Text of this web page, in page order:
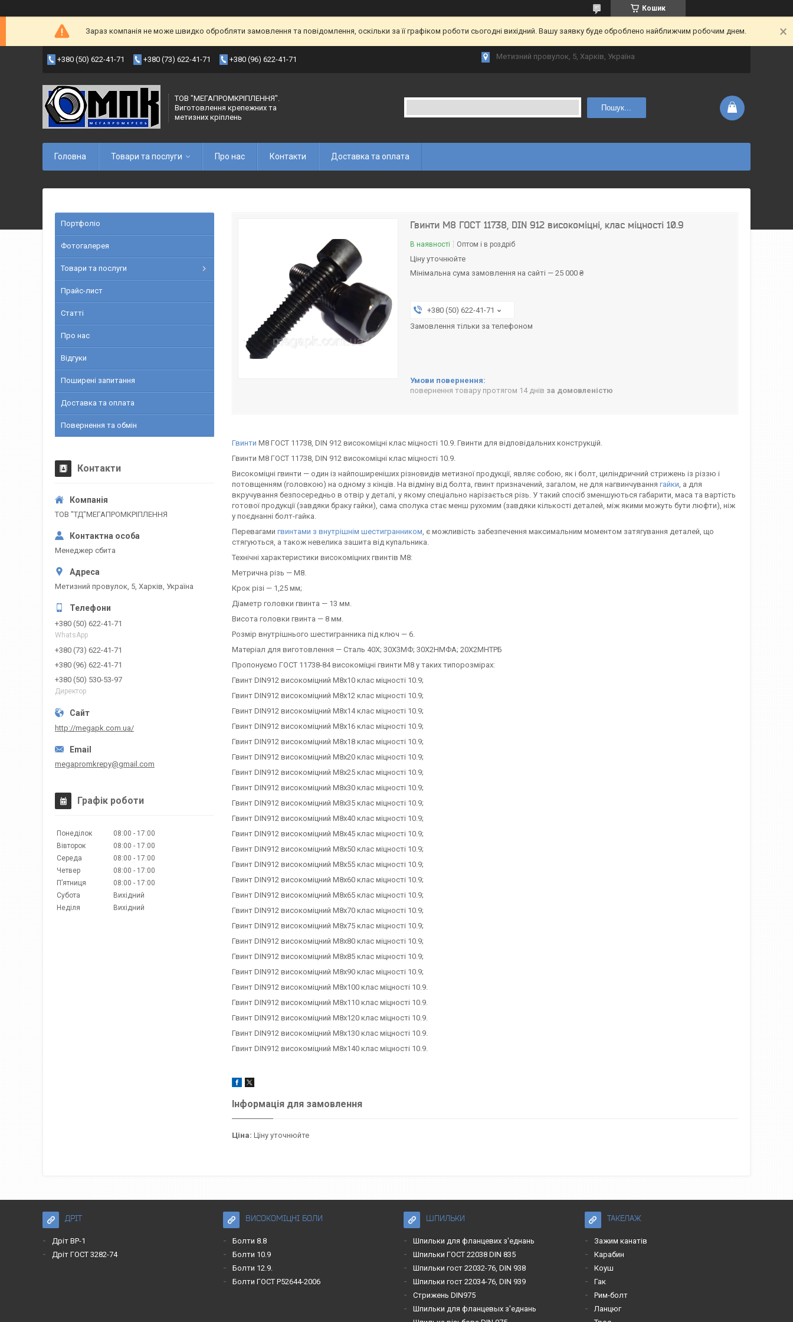
Кошик
Зараз компанія не може швидко обробляти замовлення та повідомлення, оскільки за її графіком роботи сьогодні вихідний. Вашу заявку буде оброблено найближчим робочим днем.
+380 (50) 622-41-71 +380 (73) 622-41-71 +380 (96) 622-41-71 Метизний провулок, 5, Харків, Україна
ТОВ "МЕГАПРОМКРІПЛЕННЯ".
Виготовлення крепежних та
метизних кріплень
Пошук...
Головна Товари та послуги Про нас Контакти Доставка та оплата
Гвинти М8 ГОСТ 11738, DIN 912 високоміцні, клас міцності 10.9
В наявності Оптом і в роздріб
Ціну уточнюйте
Мінімальна сума замовлення на сайті — 25 000 ₴
+380 (50) 622-41-71
Замовлення тільки за телефоном
повернення товару протягом 14 днів за домовленістю
Гвинти М8 ГОСТ 11738, DIN 912 високоміцні клас міцності 10.9. Гвинти для відповідальних конструкцій.
Гвинти М8 ГОСТ 11738, DIN 912 високоміцні клас міцності 10.9.
Високоміцні гвинти — один із найпоширеніших різновидів метизної продукції, являє собою, як і болт, циліндричний стрижень із різзю і
потовщенням (головкою) на одному з кінців. На відміну від болта, гвинт призначений, загалом, не для нагвинчування гайки, а для
вкручування безпосередньо в отвір у деталі, у якому спеціально нарізається різь. У такий спосіб зменшуються габарити, маса та вартість
готової продукції (завдяки браку гайки), сама сполука стає менш рухомим (завдяки кількості деталей, між якими можуть бути люфти), ніж
у поєднанні болт-гайка.
Перевагами гвинтами з внутрішнім шестигранником, є можливість забезпечення максимальним моментом затягування деталей, що
стягуються, а також невелика зашита від купальника.
Технічні характеристики високоміцних гвинтів М8:
Метрична різь — М8.
Крок різі — 1,25 мм;
Діаметр головки гвинта — 13 мм.
Висота головки гвинта — 8 мм.
Розмір внутрішнього шестигранника під ключ — 6.
Матеріал для виготовлення — Сталь 40Х; 30Х3МФ; 30Х2НМФА; 20Х2МНТРБ
Пропонуємо ГОСТ 11738-84 високоміцні гвинти М8 у таких типорозмірах:
Гвинт DIN912 високоміцний М8х10 клас міцності 10.9;
Гвинт DIN912 високоміцний М8х12 клас міцності 10.9;
Гвинт DIN912 високоміцний М8х14 клас міцності 10.9;
Гвинт DIN912 високоміцний М8х16 клас міцності 10.9;
Гвинт DIN912 високоміцний М8х18 клас міцності 10.9;
Гвинт DIN912 високоміцний М8х20 клас міцності 10.9;
Гвинт DIN912 високоміцний М8х25 клас міцності 10.9;
Гвинт DIN912 високоміцний М8х30 клас міцності 10.9;
Гвинт DIN912 високоміцний М8х35 клас міцності 10.9;
Гвинт DIN912 високоміцний М8х40 клас міцності 10.9;
Гвинт DIN912 високоміцний М8х45 клас міцності 10.9;
Гвинт DIN912 високоміцний М8х50 клас міцності 10.9;
Гвинт DIN912 високоміцний М8х55 клас міцності 10.9;
Гвинт DIN912 високоміцний М8х60 клас міцності 10.9;
Гвинт DIN912 високоміцний М8х65 клас міцності 10.9;
Гвинт DIN912 високоміцний М8х70 клас міцності 10.9;
Гвинт DIN912 високоміцний М8х75 клас міцності 10.9;
Гвинт DIN912 високоміцний М8х80 клас міцності 10.9;
Гвинт DIN912 високоміцний М8х85 клас міцності 10.9;
Гвинт DIN912 високоміцний М8х90 клас міцності 10.9;
Гвинт DIN912 високоміцний М8х100 клас міцності 10.9.
Гвинт DIN912 високоміцний М8х110 клас міцності 10.9.
Гвинт DIN912 високоміцний М8х120 клас міцності 10.9.
Гвинт DIN912 високоміцний М8х130 клас міцності 10.9.
Гвинт DIN912 високоміцний М8х140 клас міцності 10.9.
Інформація для замовлення
Ціна: Ціну уточнюйте
Портфоліо
Фотогалерея
Товари та послуги
Прайс-лист
Статті
Про нас
Відгуки
Поширені запитання
Доставка та оплата
Повернення та обмін
Контакти
ТОВ "ТД"МЕГАПРОМКРІПЛЕННЯ
Менеджер сбита
Метизний провулок, 5, Харків, Україна
+380 (50) 622-41-71
WhatsApp
+380 (73) 622-41-71
+380 (96) 622-41-71
+380 (50) 530-53-97
Директор
http://megapk.com.ua/
megapromkrepy@gmail.com
Графік роботи
Понеділок 08:00
17:00
Вівторок
08:00
17:00
Середа
08:00
17:00
Четвер
08:00
17:00
Пʼятниця
08:00
17:00
Субота
Вихідний
Неділя
Вихідний
ДРІТ
Дріт ВР-1
Дріт ГОСТ 3282-74
ВИСОКОМІЦНІ БОЛИ
Болти 8.8
Болти 10.9
Болти 12.9.
Болти ГОСТ Р52644-2006
ШПИЛЬКИ
Шпильки для фланцевих з'еднань
Шпильки ГОСТ 22038 DIN 835
Шпильки гост 22032-76, DIN 938
Шпильки гост 22034-76, DIN 939
Стрижень DIN975
Шпильки для фланцевых з'еднань
ТАКЕЛАЖ
Зажим канатів
Карабин
Коуш
Гак
Рим-болт
Ланцюг